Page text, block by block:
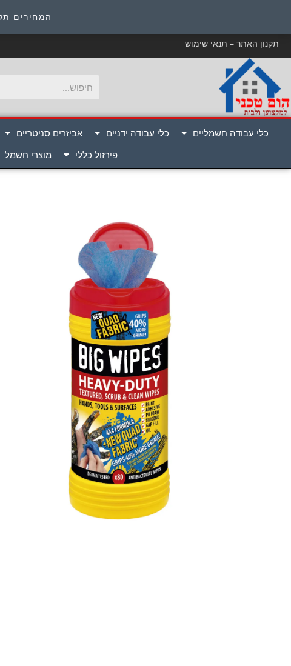
המחירים
כתובת :
תקנון האתר – תנאי שימוש
כלי עבודה חשמליים כלי עבודה ידניים אביזרים סניטריים
פירזול כללי
מוצרי חשמל